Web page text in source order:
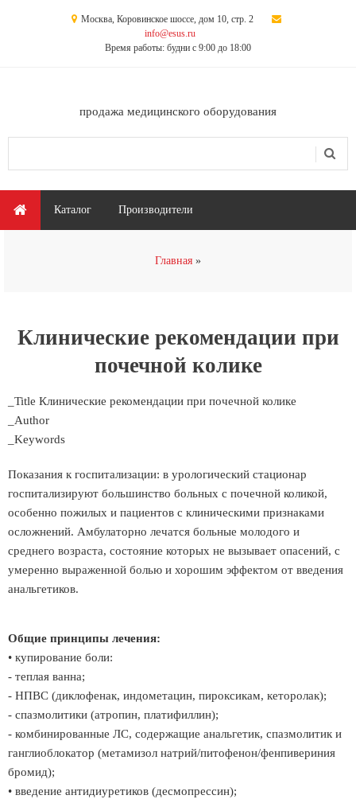
Москва, Коровинское шоссе, дом 10, стр. 2
info@esus.ru
Время работы: будни с 9:00 до 18:00
продажа медицинского оборудования
Главное меню
Каталог Производители
Главная
Клинические рекомендации при
почечной колике
_Title Клинические рекомендации при почечной колике
_Author
_Keywords
Показания к госпитализации: в урологический стационар
госпитализируют большинство больных с почечной коликой,
особенно пожилых и пациентов с клиническими признаками
осложнений. Амбулаторно лечатся больные молодого и
среднего возраста, состояние которых не вызывает опасений, с
умеренно выраженной болью и хорошим эффектом от введения
анальгетиков.
Общие принципы лечения:
• купирование боли:
- теплая ванна;
- НПВС (диклофенак, индометацин, пироксикам, кеторолак);
- спазмолитики (атропин, платифиллин);
- комбинированные ЛС, содержащие анальгетик, спазмолитик и
ганглиоблокатор (метамизол натрий/питофенон/фенпивериния
бромид);
• введение антидиуретиков (десмопрессин);